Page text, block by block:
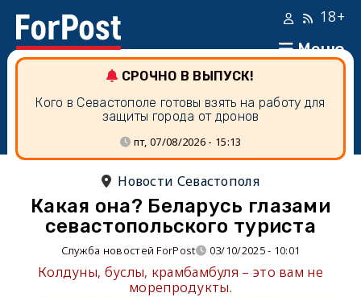
Меню
18+
СРОЧНО В ВЫПУСК!
Кого в Севастополе готовы взять на работу для
защиты города от дронов
пт, 07/08/2026 - 15:13
Новости Севастополя
Какая она? Беларусь глазами
севастопольского туриста
Служба новостей ForPost 03/10/2025 - 10:01
Колдуны, буслы, крамбамбуля – это вам не
морепродукты.